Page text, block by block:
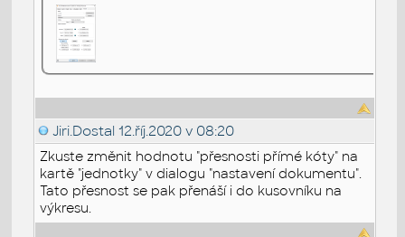
Jiri.Dostal 12.říj.2020 v 08:20
Zkuste změnit hodnotu "přesnosti přímé kóty" na
kartě "jednotky" v dialogu "nastavení dokumentu".
Tato přesnost se pak přenáší i do kusovníku na
výkresu.